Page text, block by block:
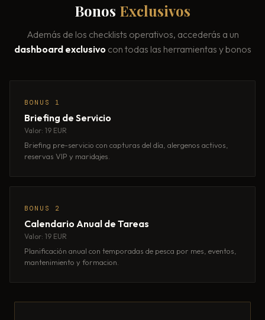
Bonos Exclusivos
Además de los checklists operativos, accederás a un
dashboard exclusivo con todas las herramientas y bonos
BONUS 1
Briefing de Servicio
Valor: 19 EUR
Briefing pre-servicio con capturas del día, alergenos activos,
reservas VIP y maridajes.
BONUS 2
Calendario Anual de Tareas
Valor: 19 EUR
Planificación anual con temporadas de pesca por mes, eventos,
mantenimiento y formacion.